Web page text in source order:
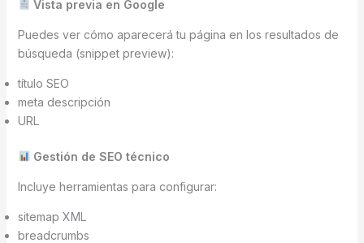
Vista previa en Google
Puedes ver cómo aparecerá tu página en los resultados de
búsqueda (snippet preview):
título SEO
meta descripción
URL
Gestión de SEO técnico
Incluye herramientas para configurar:
sitemap XML
breadcrumbs